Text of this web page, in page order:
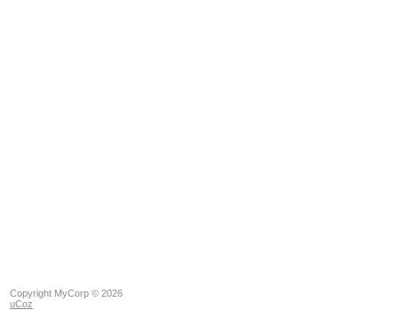
Copyright MyCorp © 2026
uCoz